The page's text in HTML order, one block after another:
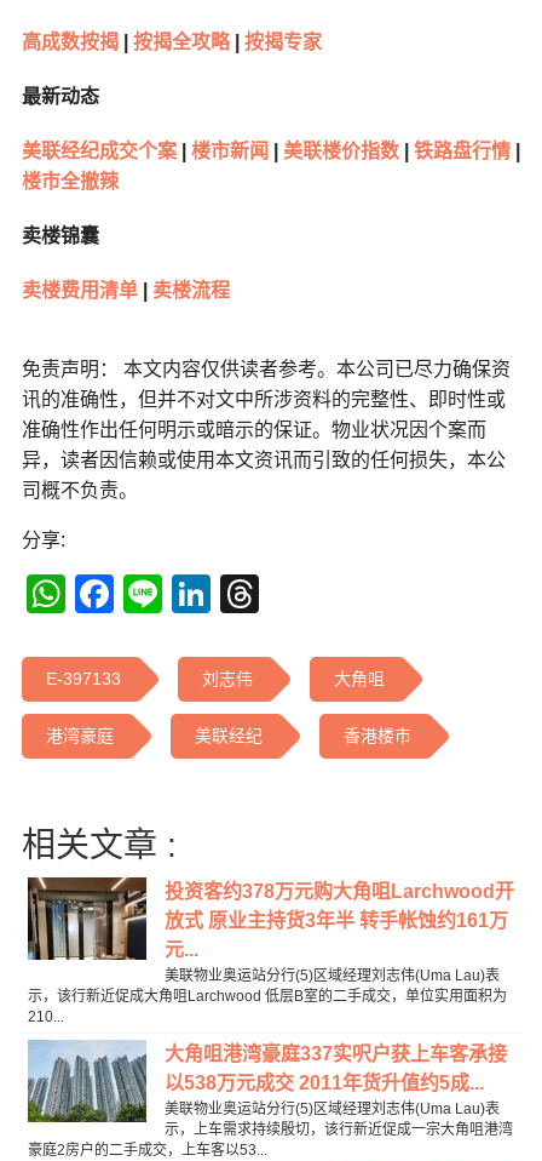
高成数按揭| 按揭全攻略| 按揭专家
最新动态
美联经纪成交个案| 楼市新闻 美联楼价指数| 铁路盘行情|
楼市全撤辣
卖楼锦囊
卖楼费用清单| 卖楼流程
免责声明： 本文内容仅供读者参考。本公司已尽力确保资
讯的准确性，但并不对文中所涉资料的完整性、即时性或
准确性作出任何明示或暗示的保证。物业状况因个案而
异，读者因信赖或使用本文资讯而引致的任何损失，本公
司概不负责。
分享:
WhatsApp
Facebook
LineLinkedIn
E-397133 刘志伟 大角咀
港湾豪庭 美联经纪 香港楼市
相关文章 :
投资客约378万元购大角咀Larchwood开
放式 原业主持货3年半 转手帐蚀约161万
元...
美联物业奥运站分行(5)区域经理刘志伟(Uma Lau)表
示，该行新近促成大角咀Larchwood 低层B室的二手成交，单位实用面积为
210...
大角咀港湾豪庭337实呎户获上车客承接
以538万元成交 2011年货升值约5成...
美联物业奥运站分行(5)区域经理刘志伟(Uma Lau)表
示，上车需求持续殷切，该行新近促成一宗大角咀港湾
豪庭2房户的二手成交，上车客以53...